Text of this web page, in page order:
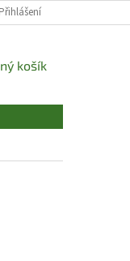
NAPIŠTE NÁM
Přihlášení
košík